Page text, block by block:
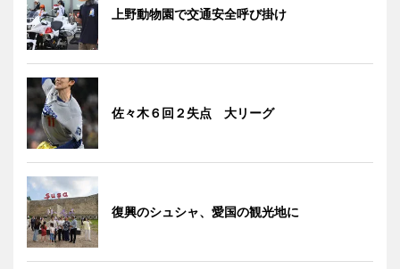
上野動物園で交通安全呼び掛け
佐々木６回２失点 大リーグ
復興のシュシャ、愛国の観光地に